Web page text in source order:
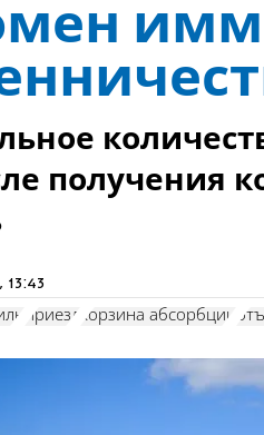
получения
13:43
приезд корзина абсорбции